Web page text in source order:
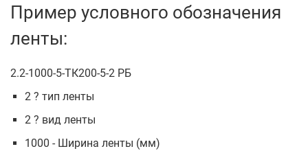
Пример условного обозначения
ленты:
2.2-1000-5-ТК200-5-2 РБ
2 ? тип ленты
2 ? вид ленты
1000 - Ширина ленты (мм)